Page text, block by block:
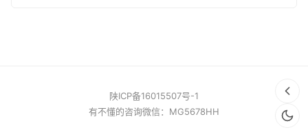
陕ICP备16015507号-1
有不懂的咨询微信：MG5678HH